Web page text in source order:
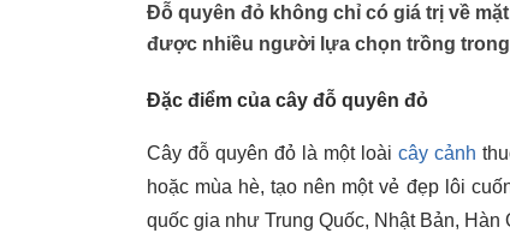
Đỗ quyên đỏ không chỉ có giá trị về
được nhiều người lựa chọn trồng
Đặc điểm của cây đỗ quyên đỏ
Cây đỗ quyên đỏ là một loài cây cảnh
hoặc mùa hè, tạo nên một vẻ đẹp lôi
quốc gia như Trung Quốc, Nhật Bản, Hàn